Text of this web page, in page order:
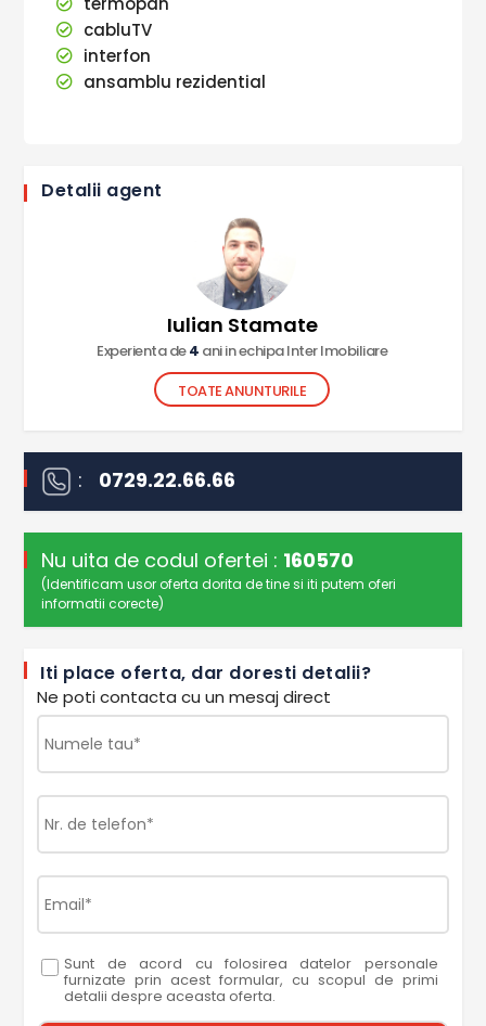
cabluTV
interfon
ansamblu rezidential
Detalii agent
Iulian Stamate
Experienta de4 ani in echipa Inter Imobiliare
TOATE ANUNTURILE
: 0729.22.66.66
Nu uita de codul ofertei : 160570
(Identificam usor oferta dorita de tine si iti putem oferi
informatii corecte)
Iti place oferta, dar doresti detalii?
Ne poti contacta cu un mesaj direct
Sunt de acord cu folosirea datelor personale
furnizate prin acest formular, cu scopul de primi
detalii despre aceasta oferta.